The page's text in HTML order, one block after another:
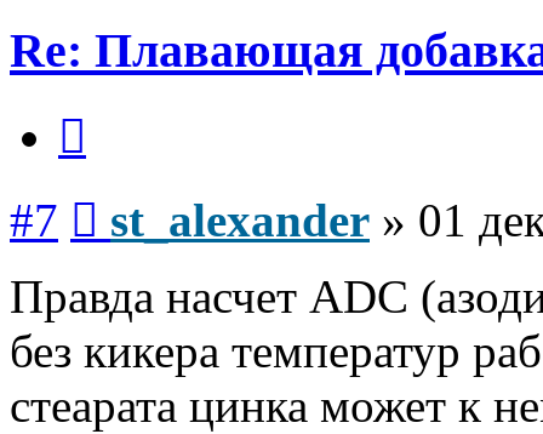
Re: Плавающая
#7 st_alexander » 01
Правда насчет ADC
без кикера температур
стеарата цинка может к